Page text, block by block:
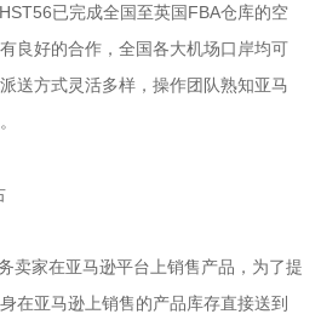
已完成全国至英国FBA仓库的空
良好的合作，全国各大机场口岸均可
送方式灵活多样，操作团队熟知亚马
卖家在亚马逊平台上销售产品，为了提
在亚马逊上销售的产品库存直接送到